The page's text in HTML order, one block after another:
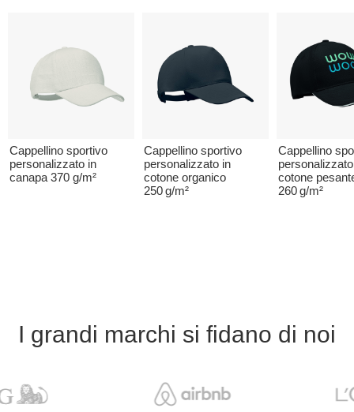
Cappellino sportivo
personalizzato in
canapa 370 g/m²
Cappellino sportivo
personalizzato in
cotone organico
250 g/m²
Cappellino
cotone
260 g/m²
I grandi marchi si fidano di noi